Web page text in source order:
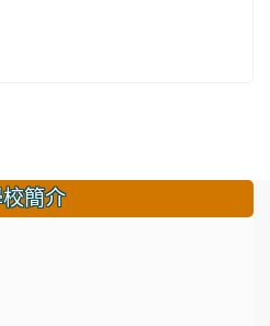
簡介